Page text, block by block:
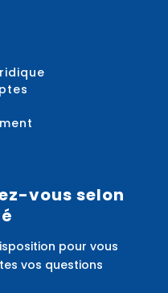
vous selon
pour vous
vos questions